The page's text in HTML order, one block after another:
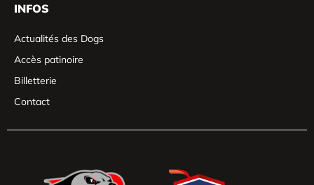
INFOS
Actualités des Dogs
Accès patinoire
Billetterie
Contact